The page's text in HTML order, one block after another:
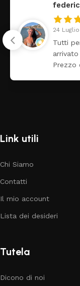
24
Tutti
Prezzo
Link utili
Chi Siamo
Contatti
Il mio account
Lista dei desideri
Tutela
Dicono di noi